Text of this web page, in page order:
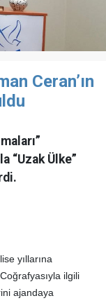
Ceran’ın
“Uzak Ülke”
yıllarına
ilgili
ajandaya